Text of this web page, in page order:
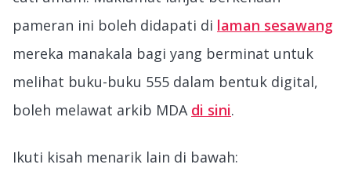
pameran ini boleh didapati di laman sesawang
mereka manakala bagi yang berminat untuk
melihat buku-buku 555 dalam bentuk digital,
boleh melawat arkib MDA di sini.
Ikuti kisah menarik lain di bawah: